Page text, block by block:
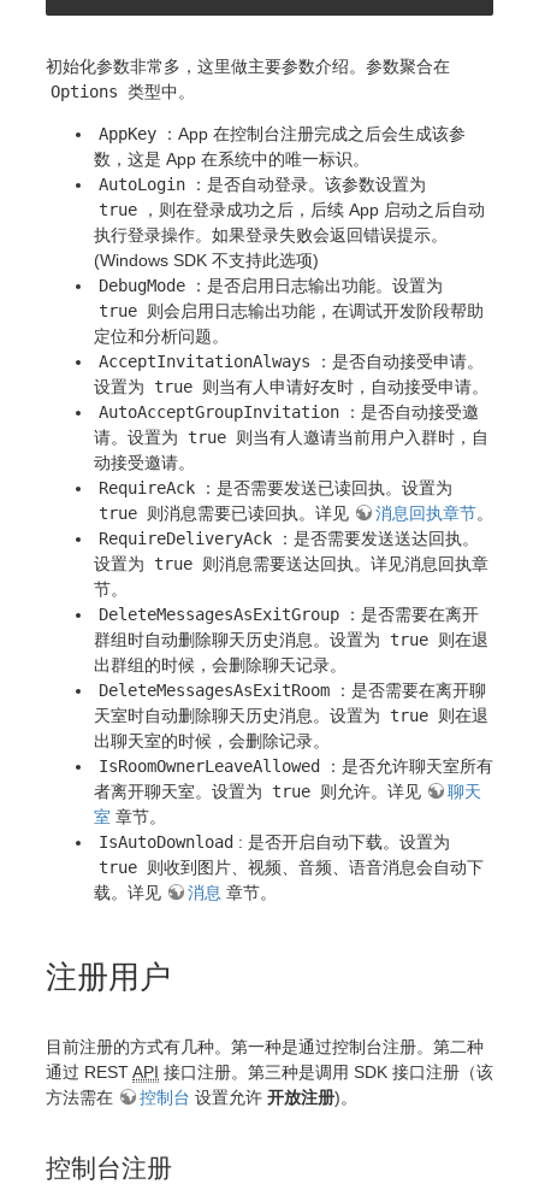
初始化参数非常多，这里做主要参数介绍。参数聚合在
Options 类型中。
AppKey
：App 在控制台注册完成之后会生成该参
数，这是 App 在系统中的唯一标识。
AutoLogin
：是否自动登录。该参数设置为
true
，则在登录成功之后，后续 App 启动之后自动
执行登录操作。如果登录失败会返回错误提示。
(Windows SDK 不支持此选项)
DebugMode
：是否启用日志输出功能。设置为
true 则会启用日志输出功能，在调试开发阶段帮助
定位和分析问题。
AcceptInvitationAlways
：是否自动接受申请。
设置为
true 则当有人申请好友时，自动接受申请。
AutoAcceptGroupInvitation
：是否自动接受邀
请。设置为
true 则当有人邀请当前用户入群时，自
动接受邀请。
RequireAck
：是否需要发送已读回执。设置为
true 则消息需要已读回执。详见 消息回执章节。
RequireDeliveryAck
：是否需要发送送达回执。
设置为
true 则消息需要送达回执。详见消息回执章
节。
DeleteMessagesAsExitGroup
：是否需要在离开
群组时自动删除聊天历史消息。设置为
true 则在退
出群组的时候，会删除聊天记录。
DeleteMessagesAsExitRoom
：是否需要在离开聊
天室时自动删除聊天历史消息。设置为
true 则在退
出聊天室的时候，会删除记录。
IsRoomOwnerLeaveAllowed
：是否允许聊天室所有
者离开聊天室。设置为
true 则允许。详见
聊天
室 章节。
IsAutoDownload : 是否开启自动下载。设置为
true 则收到图片、视频、音频、语音消息会自动下
载。详见
消息 章节。
注册用户
目前注册的方式有几种。第一种是通过控制台注册。第二种
通过 RESTAPI 接口注册。第三种是调用 SDK 接口注册（该
方法需在
控制台 设置允许 开放注册)。
控制台注册